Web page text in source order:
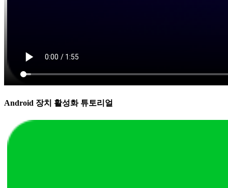
Android 장치 활성화 튜토리얼